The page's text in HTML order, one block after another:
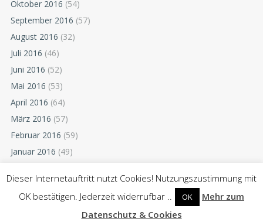
Oktober 2016 (54)
September 2016 (57)
August 2016 (32)
Juli 2016 (46)
Juni 2016 (52)
Mai 2016 (53)
April 2016 (64)
März 2016 (57)
Februar 2016 (59)
Januar 2016 (49)
November 2015(55)
Oktober 2015(54)
Dieser Internetauftritt nutzt Cookies! Nutzungszustimmung mit
OK bestätigen. Jederzeit widerrufbar ..
OK
Mehr zum
Datenschutz & Cookies